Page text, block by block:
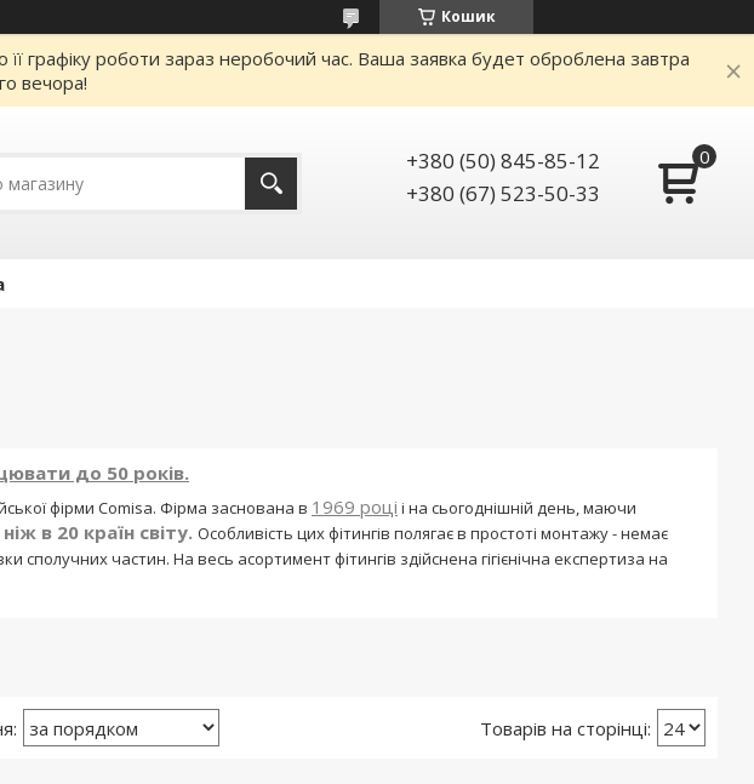
Кошик
графіку роботи зараз неробочий час. Ваша заявка будет оброблена завтра
вечора!
+380 (50) 845-85-12
+380 (67) 523-50-33
до 50 років.
фірми Comisa. Фірма заснована в 1969 році і на сьогоднішній день, маючи
в 20 країн світу. Особливість цих фітингів полягає в простоті монтажу - немає
сполучних частин. На весь асортимент фітингів здійснена гігієнічна експертиза на